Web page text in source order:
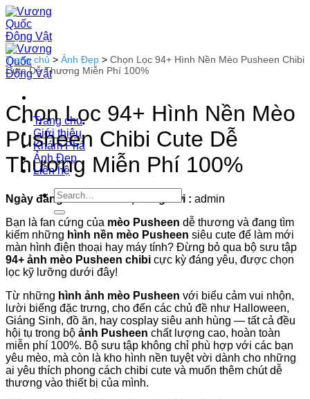
Bỏ
qua
nội
dung
Trang chủ
Giới thiệu
Khám Phá
Ảnh Đẹp
Liên hệ
Trang chủ > Ảnh Đẹp > Chọn Lọc 94+ Hình Nền Mèo Pusheen Chibi
Cute Dễ Thương Miễn Phí 100%
Chọn Lọc 94+ Hình Nền Mèo
Pusheen Chibi Cute Dễ
Thương Miễn Phí 100%
Ngày đăng :05-09-2025 Đăng bởi : admin
Bạn là fan cứng của mèo Pusheen dễ thương và đang tìm
kiếm những hình nền mèo Pusheen siêu cute để làm mới
màn hình điện thoại hay máy tính? Đừng bỏ qua bộ sưu tập
94+ ảnh mèo Pusheen chibi cực kỳ đáng yêu, được chọn
lọc kỹ lưỡng dưới đây!
Từ những hình ảnh mèo Pusheen với biểu cảm vui nhộn,
lười biếng đặc trưng, cho đến các chủ đề như Halloween,
Giáng Sinh, đồ ăn, hay cosplay siêu anh hùng — tất cả đều
hội tụ trong bộ ảnh Pusheen chất lượng cao, hoàn toàn
miễn phí 100%. Bộ sưu tập không chỉ phù hợp với các bạn
yêu mèo, mà còn là kho hình nền tuyệt vời dành cho những
ai yêu thích phong cách chibi cute và muốn thêm chút dễ
thương vào thiết bị của mình.